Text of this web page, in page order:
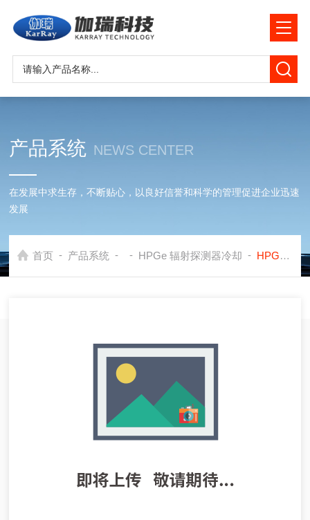
产品系统 NEWS CENTER
在发展中求生存，不断贴心，以良好信誉和科学的管理促进企业迅速
发展
首页 - 产品系统 - - HPGe 辐射探测器冷却 - HPGe 辐射探测器冷却